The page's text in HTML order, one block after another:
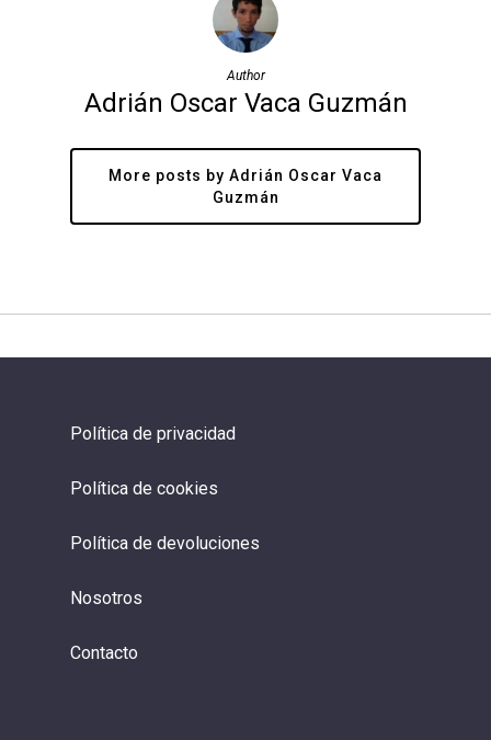
Author
Adrián Oscar Vaca Guzmán
More posts by Adrián Oscar Vaca
Guzmán
Política de privacidad
Política de cookies
Política de devoluciones
Nosotros
Contacto